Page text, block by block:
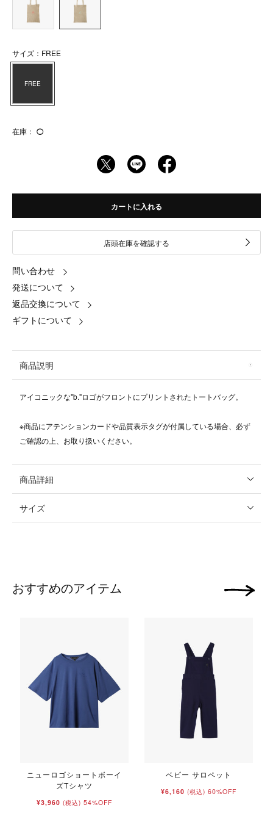
サイズ：FREE
FREE
在庫： ◯
カートに入れる
店頭在庫を確認する
問い合わせ
発送について
返品交換について
ギフトについて
商品説明
アイコニックな"b."ロゴがフロントにプリントされたトートバッグ。
※商品にアテンションカードや品質表示タグが付属している場合、必ず
ご確認の上、お取り扱いください。
商品詳細
サイズ
おすすめのアイテム
ニューロゴショートボーイ
ズTシャツ
¥3,960 (税込) 54%OFF
ベビー サロペット
¥6,160 (税込) 60%OFF
次の画像